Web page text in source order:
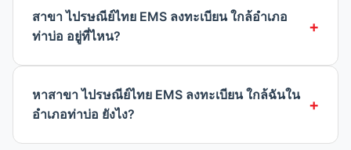
สาขา ไปรษณีย์ไทย EMS ลงทะเบียน ใกล้อำเภอ
ท่าบ่อ อยู่ที่ไหน?
หาสาขา ไปรษณีย์ไทย EMS ลงทะเบียน ใกล้ฉันใน
อำเภอท่าบ่อ ยังไง?